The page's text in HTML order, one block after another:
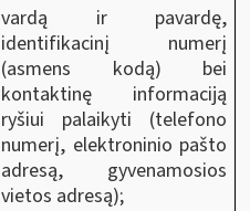
vardą ir pavardę,
identifikacinį numerį
(asmens kodą) bei
kontaktinę informaciją
ryšiui palaikyti (telefono
numerį, elektroninio pašto
adresą, gyvenamosios
vietos adresą);